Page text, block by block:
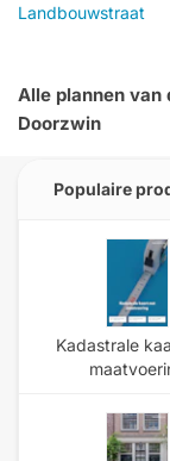
Landbouwstraat
Alle plannen van
Doorzwin
Populaire
Kadastrale